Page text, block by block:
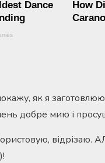
як я
добре мию і
відрізаю.